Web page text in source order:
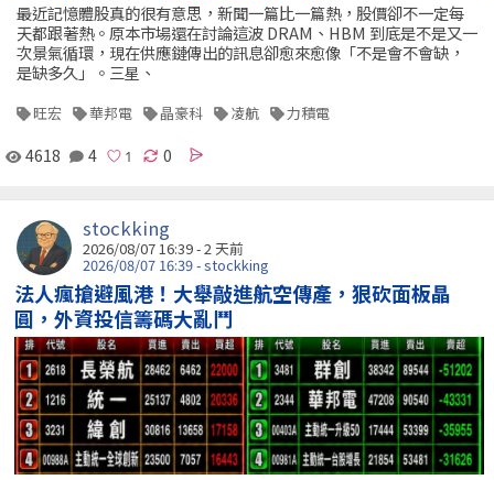
最近記憶體股真的很有意思，新聞一篇比一篇熱，股價卻不一定每
天都跟著熱。原本市場還在討論這波 DRAM、HBM 到底是不是又一
次景氣循環，現在供應鏈傳出的訊息卻愈來愈像「不是會不會缺，
是缺多久」。三星、
旺宏 華邦電 晶豪科 凌航 力積電
4618 4 0
stockking
2026/08/07 16:39 - 2 天前
2026/08/07 16:39 - stockking
法人瘋搶避風港！大舉敲進航空傳產，狠砍面板晶
圓，外資投信籌碼大亂鬥